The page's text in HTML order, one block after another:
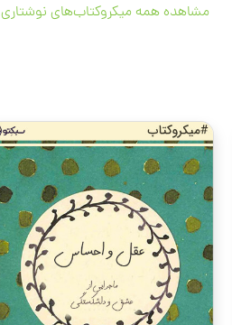
مشاهده همه میکروکتاب‌های نوشتاری